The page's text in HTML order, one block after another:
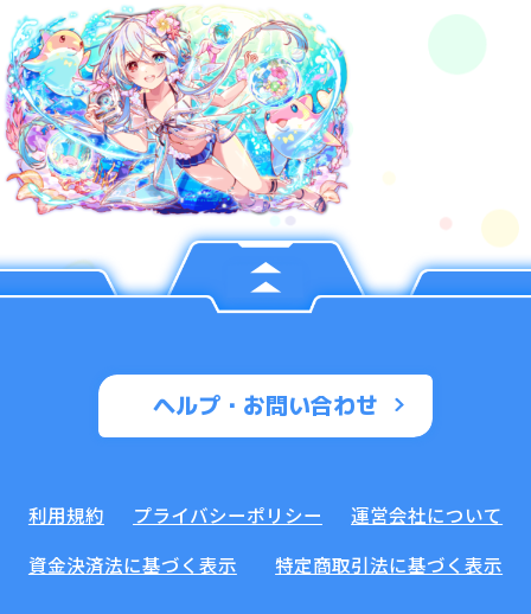
ヘルプ・お問い合わせ
利用規約 プライバシーポリシー
運営会社について
資金決済法に基づく表示
特定商取引法に基づく表示